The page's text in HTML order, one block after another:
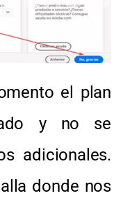
el plan
y no se
adicionales.
donde nos